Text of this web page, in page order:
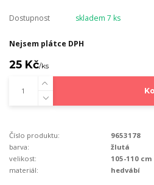
Dostupnost skladem 7 ks
Nejsem plátce DPH
25 Kč/ks
Číslo produktu:
9653178
barva:
žlutá
velikost:
105-110 cm
materiál:
hedvábí